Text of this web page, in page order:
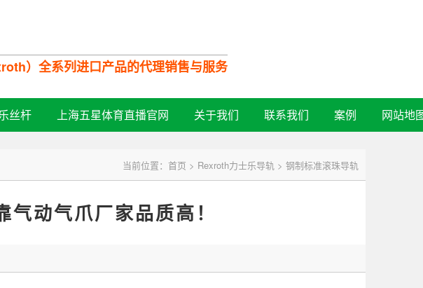
）全系列进口产品的代理销售与服务
全国服务热线：
13532728713
丝杆 上海五星体育直播官网 关于我们 联系我们 案例 网站地
当前位置： 首页 > Rexroth力士乐导轨 > 钢制标准滚珠导轨
气动气爪厂家品质高！